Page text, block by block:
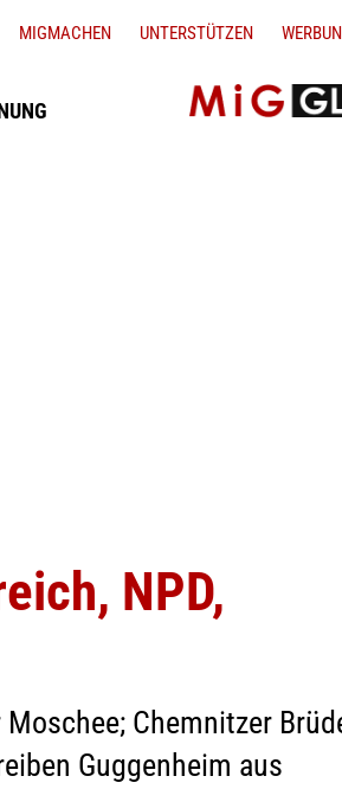
MIGMACHEN UNTERSTÜTZEN
NPD,
Chemnitzer
Guggenheim aus